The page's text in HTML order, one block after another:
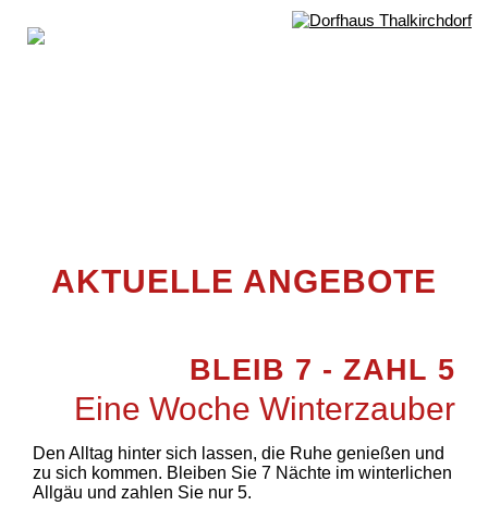
AKTUELLE ANGEBOTE
BLEIB 7 - ZAHL 5
Eine Woche Winterzauber
Den Alltag hinter sich lassen, die Ruhe genießen und
zu sich kommen. Bleiben Sie 7 Nächte im winterlichen
Allgäu und zahlen Sie nur 5.